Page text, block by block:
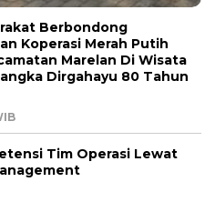
Berbondong
Koperasi Merah Putih
Marelan Di Wisata
Dirgahayu 80 Tahun
Tim Operasi Lewat